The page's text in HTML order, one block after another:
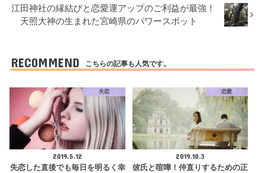
江田神社の縁結びと恋愛運アップのご利益が最強！
天照大神の生まれた宮崎県のパワースポット
RECOMMEND こちらの記事も人気です。
失恋
2019.5.12
失恋した直後でも毎日を明るく幸
恋愛
2019.10.3
彼氏と喧嘩！仲直りするための正